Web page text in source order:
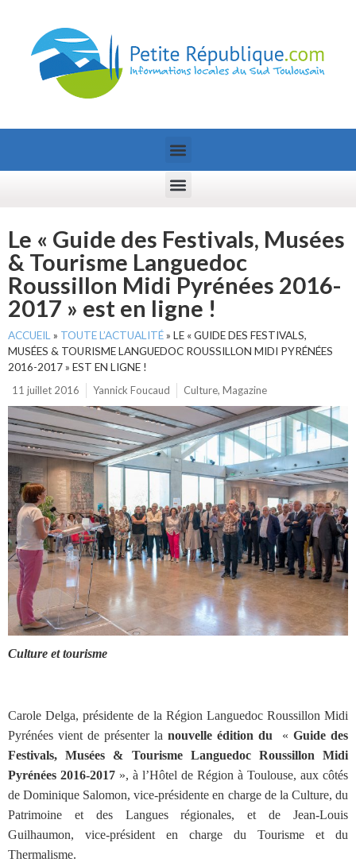
Le « Guide des Festivals, Musées
& Tourisme Languedoc
Roussillon Midi Pyrénées 2016-
2017 » est en ligne !
ACCUEIL » TOUTE L’ACTUALITÉ» LE « GUIDE DES FESTIVALS,
MUSÉES & TOURISME LANGUEDOC ROUSSILLON MIDI PYRÉNÉES
2016-2017 » EST EN LIGNE !
11 juillet 2016
Yannick Foucaud Culture, Magazine
Culture et tourisme
Carole Delga, présidente de la Région Languedoc Roussillon Midi
Pyrénées vient de présenter la nouvelle édition du « Guide des
Festivals, Musées & Tourisme Languedoc Roussillon Midi
Pyrénées 2016-2017 », à l’Hôtel de Région à Toulouse, aux côtés
de Dominique Salomon, vice-présidente en charge de la Culture, du
Patrimoine et des Langues régionales, et de Jean-Louis
Guilhaumon, vice-président en charge du Tourisme et du
Thermalisme.